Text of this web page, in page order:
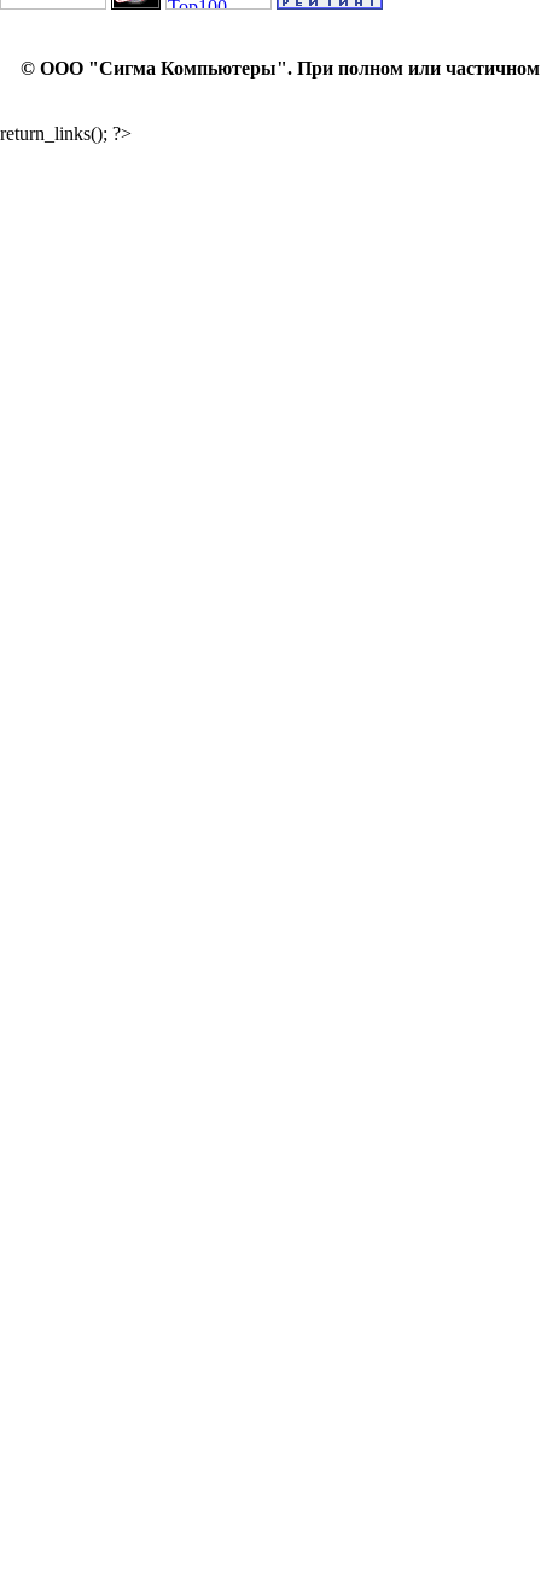
© ООО "Сигма Компьютеры". При полном или частичном
return_links(); ?>